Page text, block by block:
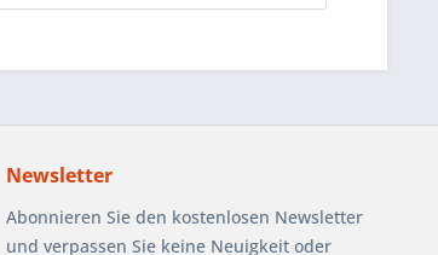
Newsletter
Abonnieren Sie den kostenlosen Newsletter
und verpassen Sie keine Neuigkeit oder